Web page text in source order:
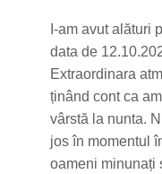
I-am avut alături
data de
Extraordinara
ținând cont ca
vârstă la nunta.
jos în momentul
oameni minunați